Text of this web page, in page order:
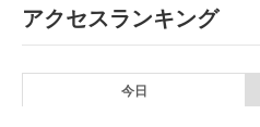
アクセスランキング
今日